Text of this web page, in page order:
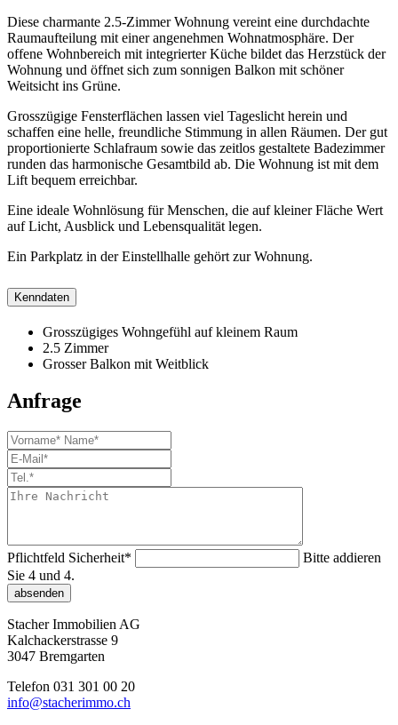
Diese charmante 2.5-Zimmer Wohnung vereint eine durchdachte
Raumaufteilung mit einer angenehmen Wohnatmosphäre. Der
offene Wohnbereich mit integrierter Küche bildet das Herzstück der
Wohnung und öffnet sich zum sonnigen Balkon mit schöner
Weitsicht ins Grüne.
Grosszügige Fensterflächen lassen viel Tageslicht herein und
schaffen eine helle, freundliche Stimmung in allen Räumen. Der gut
proportionierte Schlafraum sowie das zeitlos gestaltete Badezimmer
runden das harmonische Gesamtbild ab. Die Wohnung ist mit dem
Lift bequem erreichbar.
Eine ideale Wohnlösung für Menschen, die auf kleiner Fläche Wert
auf Licht, Ausblick und Lebensqualität legen.
Ein Parkplatz in der Einstellhalle gehört zur Wohnung.
Kenndaten
Grosszügiges Wohngefühl auf kleinem Raum
2.5 Zimmer
Grosser Balkon mit Weitblick
Anfrage
Pflichtfeld Sicherheit*
Bitte addieren
Sie 4 und 4.
absenden
Stacher Immobilien AG
Kalchackerstrasse 9
3047 Bremgarten
Telefon 031 301 00 20
info@stacherimmo.ch